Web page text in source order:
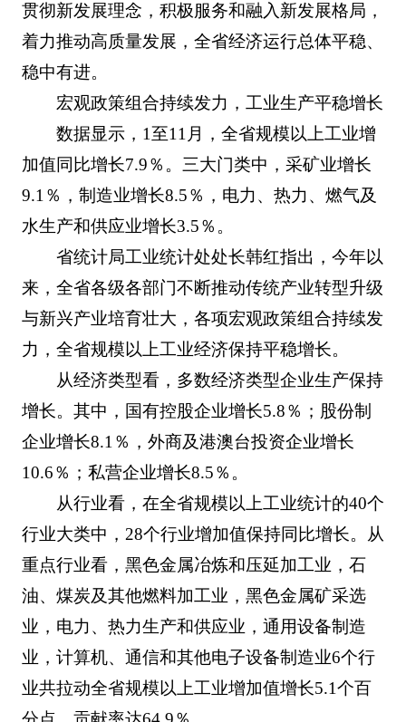
贯彻新发展理念，积极服务和融入新发展格局，
着力推动高质量发展，全省经济运行总体平稳、
稳中有进。
宏观政策组合持续发力，工业生产平稳增长
数据显示，1至11月，全省规模以上工业增
加值同比增长7.9％。三大门类中，采矿业增长
9.1％，制造业增长8.5％，电力、热力、燃气及
水生产和供应业增长3.5％。
省统计局工业统计处处长韩红指出，今年以
来，全省各级各部门不断推动传统产业转型升级
与新兴产业培育壮大，各项宏观政策组合持续发
力，全省规模以上工业经济保持平稳增长。
从经济类型看，多数经济类型企业生产保持
增长。其中，国有控股企业增长5.8％；股份制
企业增长8.1％，外商及港澳台投资企业增长
10.6％；私营企业增长8.5％。
从行业看，在全省规模以上工业统计的40个
行业大类中，28个行业增加值保持同比增长。从
重点行业看，黑色金属冶炼和压延加工业，石
油、煤炭及其他燃料加工业，黑色金属矿采选
业，电力、热力生产和供应业，通用设备制造
业，计算机、通信和其他电子设备制造业6个行
业共拉动全省规模以上工业增加值增长5.1个百